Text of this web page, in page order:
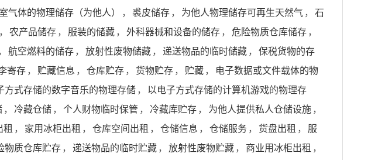
气体的物理储存（为他人） ， 裘皮储存 ， 为他人物理储存可再生天然气 ，
石
， 农产品储存 ， 服装的储藏 ， 外科器械和设备的储存 ， 危险物质仓库储存 ，
航空燃料的储存 ， 放射性废物储藏 ， 递送物品的临时储藏 ，
保税货物的存
寄存 ， 贮藏信息 ， 仓库贮存 ， 货物贮存 ， 贮藏 ，
电子数据或文件载体的物
方式存储的数字音乐的物理存储 ，
以电子方式存储的计算机游戏的物理存
， 冷藏仓储 ， 个人财物临时保管 ， 冷藏库贮存 ， 为他人提供私人仓储设施 ，
租 ， 家用冰柜出租 ， 仓库空间出租 ， 仓储信息 ， 仓储服务 ， 货盘出租 ，
服
物质仓库贮存 ， 递送物品的临时贮藏 ， 放射性废物贮藏 ， 商业用冰柜出租 ，